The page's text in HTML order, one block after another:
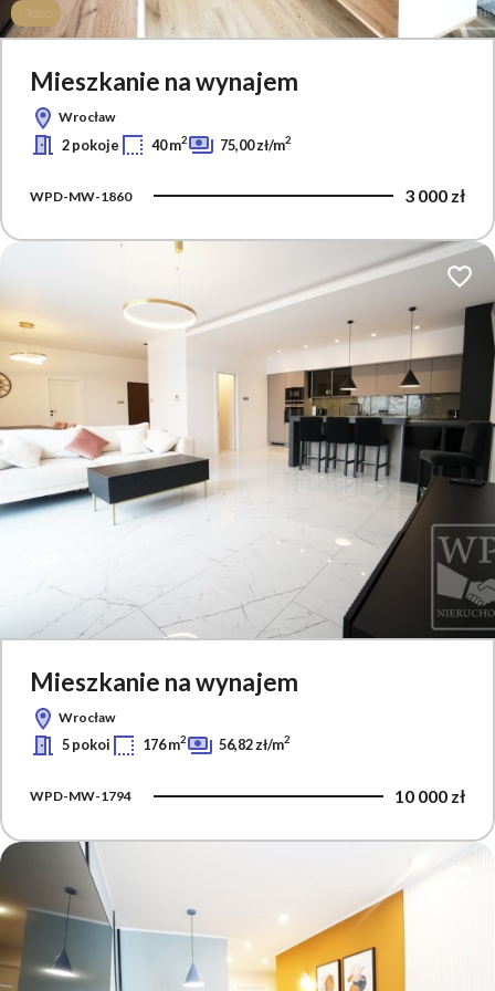
Video
Mieszkanie na wynajem
Wrocław
2 pokoje 40 m2 75,00 zł/m2
WPD-MW-1860 3 000 zł
Dodaj
Mieszkanie na wynajem
Wrocław
5 pokoi 176 m2 56,82 zł/m2
WPD-MW-1794 10 000 zł